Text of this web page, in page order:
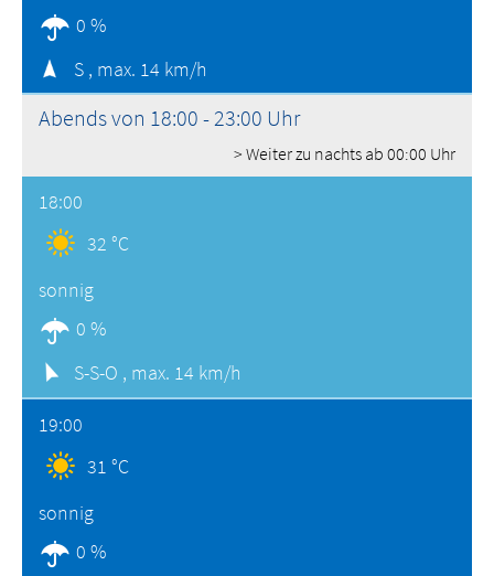
0 %
S , max. 14 km/h
Abends von 18:00 - 23:00 Uhr
> Weiter zu nachts ab 00:00 Uhr
18:00
32 °C
sonnig
0 %
S-S-O , max. 14 km/h
19:00
31 °C
sonnig
0 %